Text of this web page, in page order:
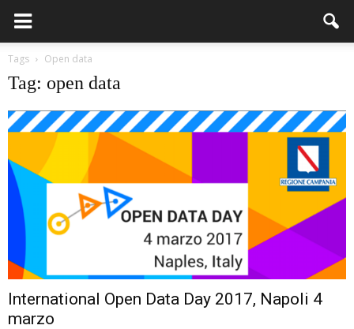
Tags Open data
Tag: open data
International Open Data Day 2017, Napoli 4
marzo